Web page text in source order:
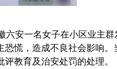
六安一名女子在小区业主
恐慌，造成不良社会影响
评教育及治安处罚的处理。